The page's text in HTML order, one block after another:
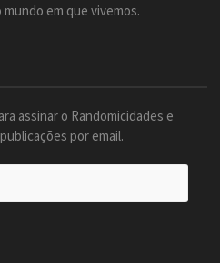
em que vivemos.
assinar o Randomicidades e
por email.